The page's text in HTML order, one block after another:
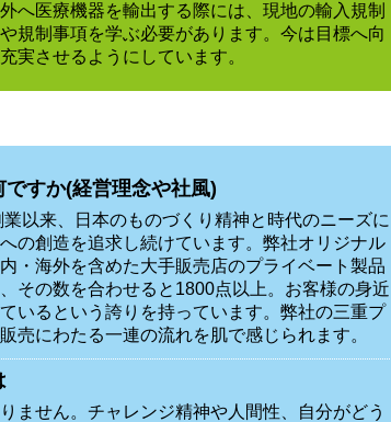
へ医療機器を輸出する際には、現地の輸入規制
規制事項を学ぶ必要があります。今は目標へ向
実させるようにしています。
ですか(経営理念や社風)
以来、日本のものづくり精神と時代のニーズに
の創造を追求し続けています。弊社オリジナル
・海外を含めた大手販売店のプライベート製品
その数を合わせると1800点以上。お客様の身近
いるという誇りを持っています。弊社の三重プ
売にわたる一連の流れを肌で感じられます。
ません。チャレンジ精神や人間性、自分がどう